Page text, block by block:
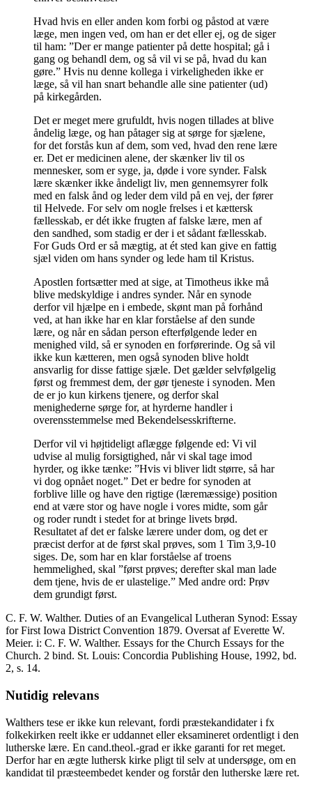
Hvad hvis en eller anden kom forbi og påstod at være
læge, men ingen ved, om han er det eller ej, og de siger
til ham: ”Der er mange patienter på dette hospital; gå i
gang og behandl dem, og så vil vi se på, hvad du kan
gøre.” Hvis nu denne kollega i virkeligheden ikke er
læge, så vil han snart behandle alle sine patienter (ud)
på kirkegården.
Det er meget mere grufuldt, hvis nogen tillades at blive
åndelig læge, og han påtager sig at sørge for sjælene,
for det forstås kun af dem, som ved, hvad den rene lære
er. Det er medicinen alene, der skænker liv til os
mennesker, som er syge, ja, døde i vore synder. Falsk
lære skænker ikke åndeligt liv, men gennemsyrer folk
med en falsk ånd og leder dem vild på en vej, der fører
til Helvede. For selv om nogle frelses i et kættersk
fællesskab, er dét ikke frugten af falske lære, men af
den sandhed, som stadig er der i et sådant fællesskab.
For Guds Ord er så mægtig, at ét sted kan give en fattig
sjæl viden om hans synder og lede ham til Kristus.
Apostlen fortsætter med at sige, at Timotheus ikke må
blive medskyldige i andres synder. Når en synode
derfor vil hjælpe en i embede, skønt man på forhånd
ved, at han ikke har en klar forståelse af den sunde
lære, og når en sådan person efterfølgende leder en
menighed vild, så er synoden en forførerinde. Og så vil
ikke kun kætteren, men også synoden blive holdt
ansvarlig for disse fattige sjæle. Det gælder selvfølgelig
først og fremmest dem, der gør tjeneste i synoden. Men
de er jo kun kirkens tjenere, og derfor skal
menighederne sørge for, at hyrderne handler i
overensstemmelse med Bekendelsesskrifterne.
Derfor vil vi højtideligt aflægge følgende ed: Vi vil
udvise al mulig forsigtighed, når vi skal tage imod
hyrder, og ikke tænke: ”Hvis vi bliver lidt større, så har
vi dog opnået noget.” Det er bedre for synoden at
forblive lille og have den rigtige (læremæssige) position
end at være stor og have nogle i vores midte, som går
og roder rundt i stedet for at bringe livets brød.
Resultatet af det er falske lærere under dom, og det er
præcist derfor at de først skal prøves, som 1 Tim 3,9-10
siges. De, som har en klar forståelse af troens
hemmelighed, skal ”først prøves; derefter skal man lade
dem tjene, hvis de er ulastelige.” Med andre ord: Prøv
dem grundigt først.
C. F. W. Walther. Duties of an Evangelical Lutheran Synod: Essay
for First Iowa District Convention 1879. Oversat af Everette W.
Meier. i: C. F. W. Walther. Essays for the Church Essays for the
Church. 2 bind. St. Louis: Concordia Publishing House, 1992, bd.
2, s. 14.
Nutidig relevans
Walthers tese er ikke kun relevant, fordi præstekandidater i fx
folkekirken reelt ikke er uddannet eller eksamineret ordentligt i den
lutherske lære. En cand.theol.-grad er ikke garanti for ret meget.
Derfor har en ægte luthersk kirke pligt til selv at undersøge, om en
kandidat til præsteembedet kender og forstår den lutherske lære ret.